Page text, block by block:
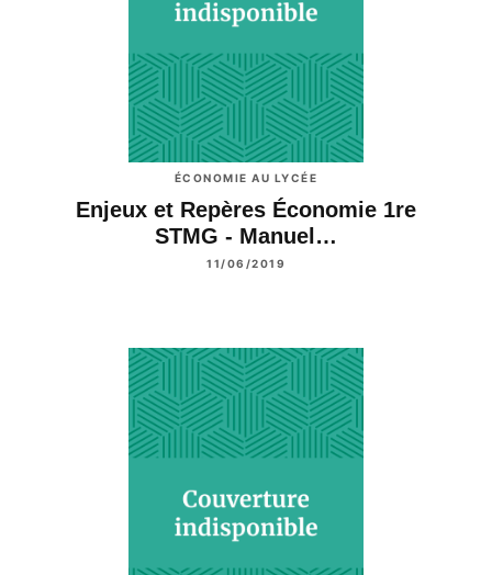
ÉCONOMIE AU LYCÉE
Enjeux et Repères Économie 1re
STMG - Manuel…
11/06/2019